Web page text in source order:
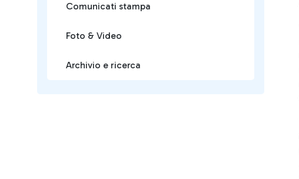
Comunicati stampa
Foto & Video
Archivio e ricerca